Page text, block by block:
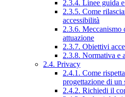
2.3.4. Linee guida
2.3.5. Come
accessibilità
2.3.6. Meccanismo
attuazione
2.3.7. Obiettivi
2.3.8. Normativa e
2.4. Privacy
2.4.1. Come
progettazione di
2.4.2. Richiedi il